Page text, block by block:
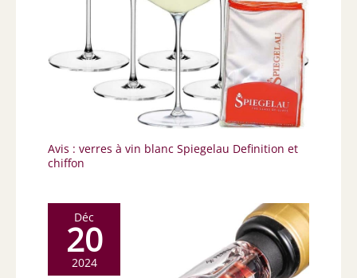
Avis : verres à vin blanc Spiegelau Definition et
chiffon
Déc
20
2024